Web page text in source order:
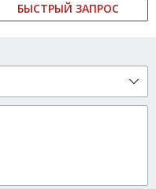
БЫСТРЫЙ ЗАПРОС